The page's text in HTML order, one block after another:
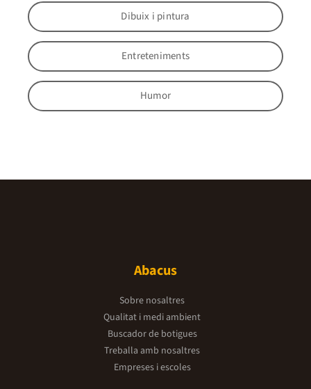
Dibuix i pintura
Entreteniments
Humor
Abacus
Sobre nosaltres
Qualitat i medi ambient
Buscador de botigues
Treballa amb nosaltres
Empreses i escoles